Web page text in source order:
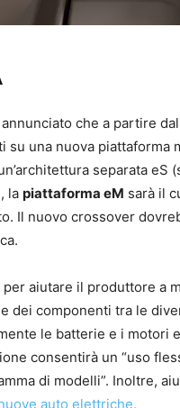
che a partire
su una nuova piattaforma
separata eS
la piattaforma eM sarà il
Il nuovo crossover
aiutare il produttore a
dei componenti tra le
le batterie e i motori
consentirà un “uso
di modelli”. Inoltre,
auto elettriche.